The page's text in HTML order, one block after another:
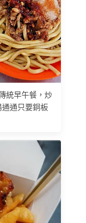
統早午餐，炒
通只要銅板